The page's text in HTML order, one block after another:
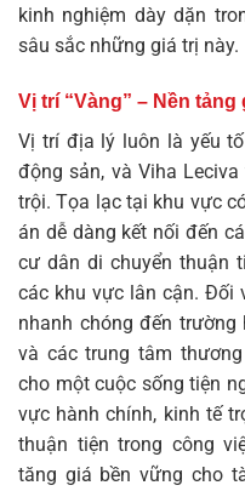
kinh nghiệm dày dặn
sâu sắc những giá trị này.
Vị trí “Vàng” – Nền
Vị trí địa lý luôn là yếu
động sản, và Viha
trội. Tọa lạc tại khu vực
án dễ dàng kết nối đến
cư dân di chuyển thuận
các khu vực lân cận. Đối
nhanh chóng đến trường
và các trung tâm
cho một cuộc sống tiện
vực hành chính, kinh tế
thuận tiện trong công
tăng giá bền vững cho